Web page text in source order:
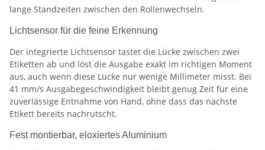
lange Standzeiten zwischen den Rollenwechseln.
Lichtsensor für die feine Erkennung
Der integrierte Lichtsensor tastet die Lücke zwischen zwei
Etiketten ab und löst die Ausgabe exakt im richtigen Moment
aus, auch wenn diese Lücke nur wenige Millimeter misst. Bei
41 mm/s Ausgabegeschwindigkeit bleibt genug Zeit für eine
zuverlässige Entnahme von Hand, ohne dass das nächste
Etikett bereits nachrutscht.
Fest montierbar, eloxiertes Aluminium